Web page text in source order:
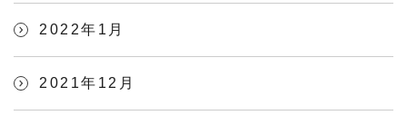
2022年1月
2021年12月